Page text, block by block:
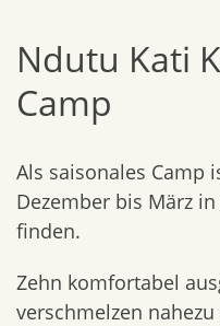
Ndutu Kati
Camp
Als saisonales Camp
Dezember bis März
finden.
Zehn komfortabel
verschmelzen